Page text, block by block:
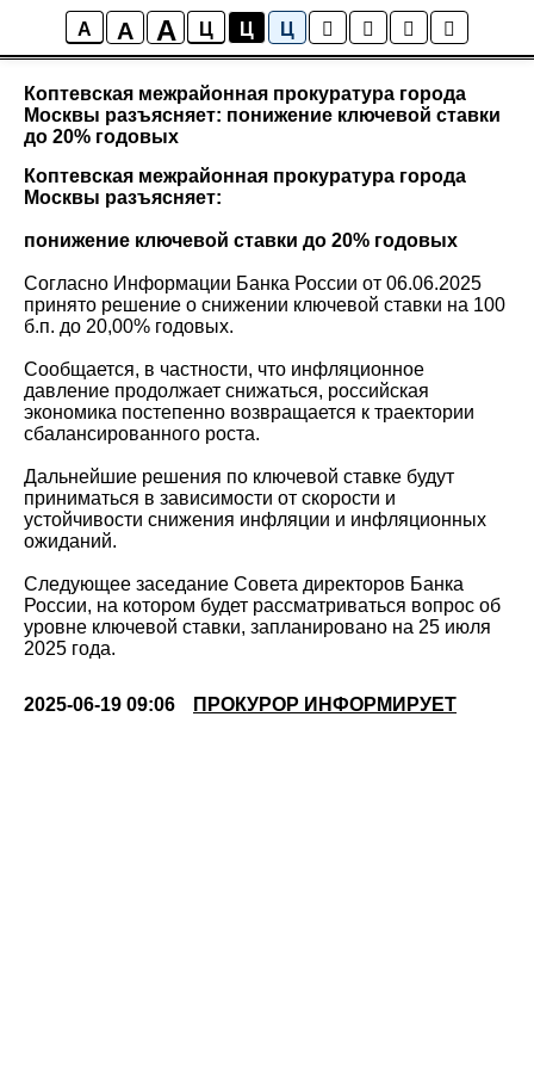
A A A Ц Ц Ц
Новости района Коптево
Коптевская межрайонная прокуратура города
Москвы разъясняет: понижение ключевой ставки
до 20% годовых
Коптевская межрайонная прокуратура города
Москвы разъясняет:
понижение ключевой ставки до 20% годовых
Согласно Информации Банка России от 06.06.2025
принято решение о снижении ключевой ставки на 100
б.п. до 20,00% годовых.
Сообщается, в частности, что инфляционное
давление продолжает снижаться, российская
экономика постепенно возвращается к траектории
сбалансированного роста.
Дальнейшие решения по ключевой ставке будут
приниматься в зависимости от скорости и
устойчивости снижения инфляции и инфляционных
ожиданий.
Следующее заседание Совета директоров Банка
России, на котором будет рассматриваться вопрос об
уровне ключевой ставки, запланировано на 25 июля
2025 года.
2025-06-19 09:06 ПРОКУРОР ИНФОРМИРУЕТ